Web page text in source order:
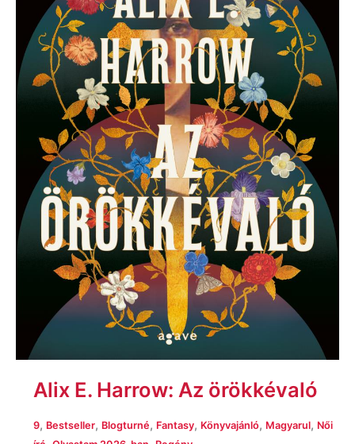
Alix E. Harrow: Az örökkévaló
9, Bestseller, Blogturné, Fantasy, Könyvajánló, Magyarul, Női